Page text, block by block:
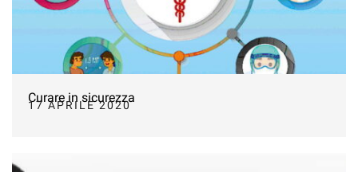
Curare in sicurezza
17 APRILE 2020